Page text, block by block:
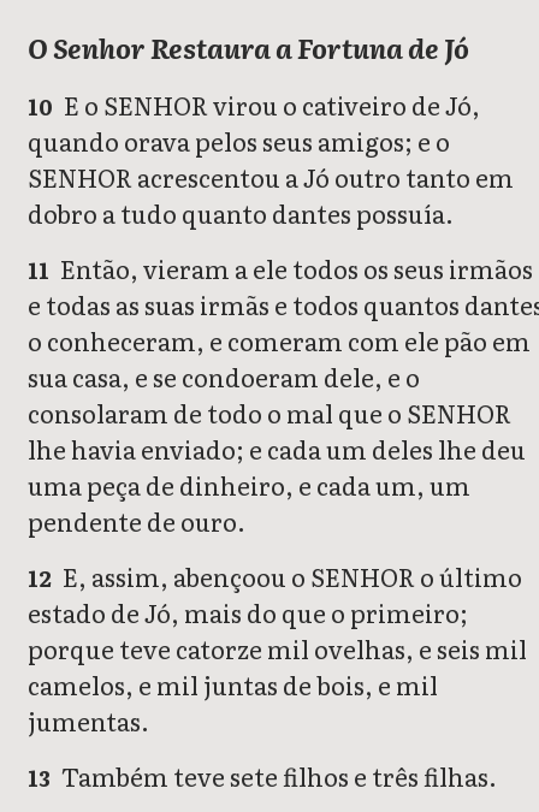
O Senhor Restaura a Fortuna de Jó
10 E o SENHOR virou o cativeiro de Jó,
quando orava pelos seus amigos; e o
SENHOR acrescentou a Jó outro tanto em
dobro a tudo quanto dantes possuía.
11 Então, vieram a ele todos os seus irmãos
e todas as suas irmãs e todos quantos
o conheceram, e comeram com ele pão em
sua casa, e se condoeram dele, e o
consolaram de todo o mal que o SENHOR
lhe havia enviado; e cada um deles lhe deu
uma peça de dinheiro, e cada um, um
pendente de ouro.
12 E, assim, abençoou o SENHOR o último
estado de Jó, mais do que o primeiro;
porque teve catorze mil ovelhas, e seis mil
camelos, e mil juntas de bois, e mil
jumentas.
13 Também teve sete filhos e três filhas.